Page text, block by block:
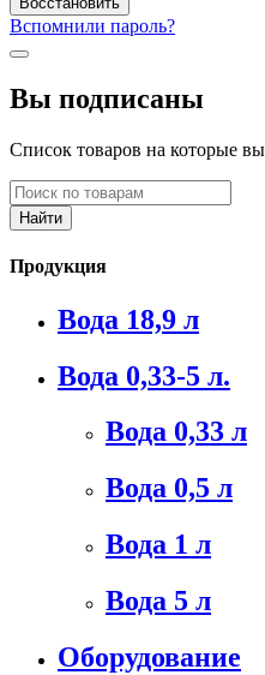
Вспомнили пароль?
Вы подписаны
Список товаров на которые
Продукция
Вода 18,9 л
Вода 0,33-5 л.
Вода 0,33 л
Вода 0,5 л
Вода 1 л
Вода 5 л
Оборудование